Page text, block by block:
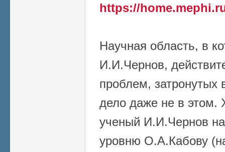
https://
Научная область, в
И.И.Чернов,
проблем,
дело даже не в этом.
ученый И.И.Чернов
уровню О.А.Кабову